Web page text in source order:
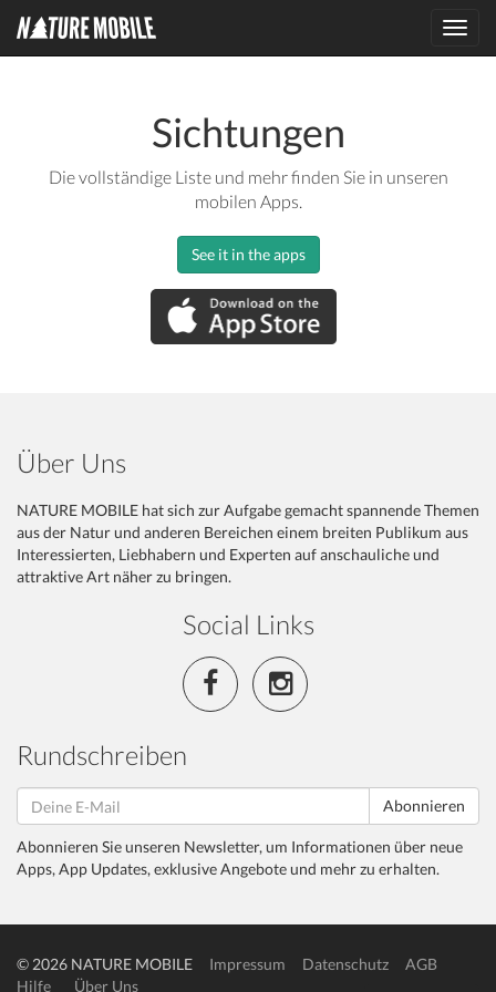
Sichtungen
Die vollständige Liste und mehr finden Sie in unseren
mobilen Apps.
See it in the apps
Über Uns
NATURE MOBILE hat sich zur Aufgabe gemacht spannende Themen
aus der Natur und anderen Bereichen einem breiten Publikum aus
Interessierten, Liebhabern und Experten auf anschauliche und
attraktive Art näher zu bringen.
Social Links
Rundschreiben
Abonnieren
Abonnieren Sie unseren Newsletter, um Informationen über neue
Apps, App Updates, exklusive Angebote und mehr zu erhalten.
© 2026 NATURE MOBILE Impressum Datenschutz
AGB
Hilfe
Über Uns